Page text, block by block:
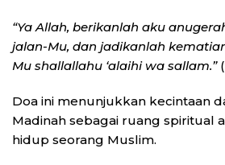
“Ya Allah, berikanlah aku
jalan-Mu, dan jadikanlah
Mu shallallahu ‘alaihi wa sallam.”
Doa ini menunjukkan kecintaan
Madinah sebagai ruang spiritual
hidup seorang Muslim.